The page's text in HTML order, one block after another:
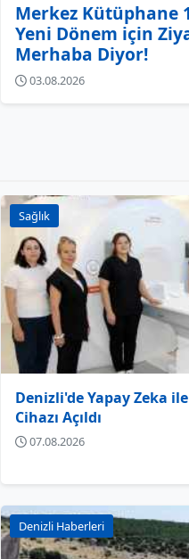
Merkez Kütüphane
Yeni Dönem için
Merhaba Diyor!
03.08.2026
Sağlık
Denizli'de Yapay Zeka
Cihazı Açıldı
07.08.2026
Denizli Haberleri